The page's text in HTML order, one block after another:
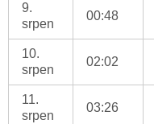
9.
srpen
00:48
10.
srpen
02:02
11.
srpen
03:26